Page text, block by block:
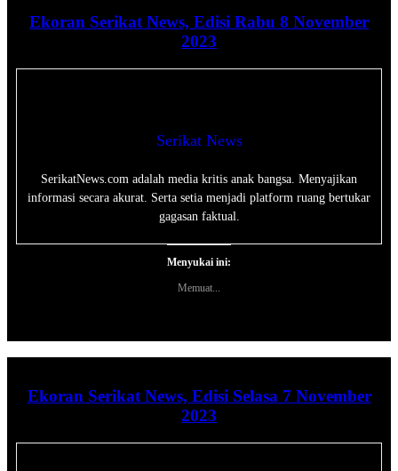
Ekoran Serikat News, Edisi Rabu 8 November
2023
Serikat News
SerikatNews.com adalah media kritis anak bangsa. Menyajikan
informasi secara akurat. Serta setia menjadi platform ruang bertukar
gagasan faktual.
Menyukai ini:
Memuat...
Ekoran Serikat News, Edisi Selasa 7 November
2023